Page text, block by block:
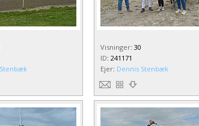
Visninger: 30
ID: 241171
Ejer: Dennis Stenbæk